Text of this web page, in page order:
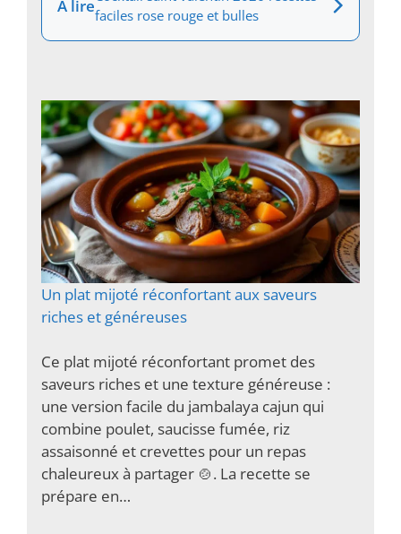
À lirefaciles rose rouge et bulles
Un plat mijoté réconfortant aux saveurs
riches et généreuses
Ce plat mijoté réconfortant promet des
saveurs riches et une texture généreuse :
une version facile du jambalaya cajun qui
combine poulet, saucisse fumée, riz
assaisonné et crevettes pour un repas
chaleureux à partager 🍲. La recette se
prépare en…